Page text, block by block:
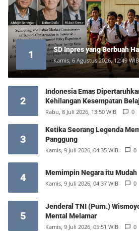
1 SD Inpres yang Berbuah
Kamis, 6 Agustus 2026, 12:49 WIB
2
Indonesia Emas
Kehilangan Kesempatan
Rabu, 8 Juli 2026, 13:50 WIB 0
3
Ketika Seorang Legenda
Panggung
Kamis, 9 Juli 2026, 04:35 WIB 0
4 Memimpin Negara itu Mudah
Kamis, 9 Juli 2026, 04:37 WIB 0
5
Jenderal TNI (Purn.)
Mental Melamar
Kamis, 9 Juli 2026, 05:51 WIB 0